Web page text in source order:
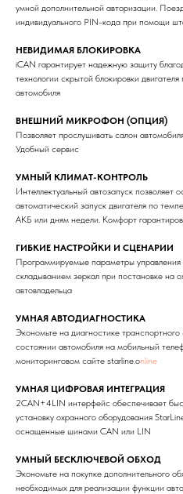
умной дополнительной авторизации.
индивидуального PIN-кода при помощи
НЕВИДИМАЯ БЛОКИРОВКА
iCAN гарантирует надежную защиту
технологии скрытой блокировки
автомобиля
ВНЕШНИЙ МИКРОФОН (ОПЦИЯ)
Позволяет прослушивать салон
Удобный сервис
УМНЫЙ КЛИМАТ-КОНТРОЛЬ
Интеллектуальный автозапуск позволяет
автоматический запуск двигателя по
АКБ или дням недели. Комфорт
ГИБКИЕ НАСТРОЙКИ И СЦЕНАРИИ
Программируемые параметры управления
складыванием зеркал при постановке на
автовладельца
УМНАЯ АВТОДИАГНОСТИКА
Экономьте на диагностике
состоянии автомобиля на мобильный
мониторинговом сайте starline.online
УМНАЯ ЦИФРОВАЯ ИНТЕГРАЦИЯ
2CAN+4LIN интерфейс обеспечивает
установку охранного оборудования
оснащенные шинами CAN или LIN
УМНЫЙ БЕСКЛЮЧЕВОЙ ОБХОД
Экономьте на покупке дополнительного
необходимых для реализации функции